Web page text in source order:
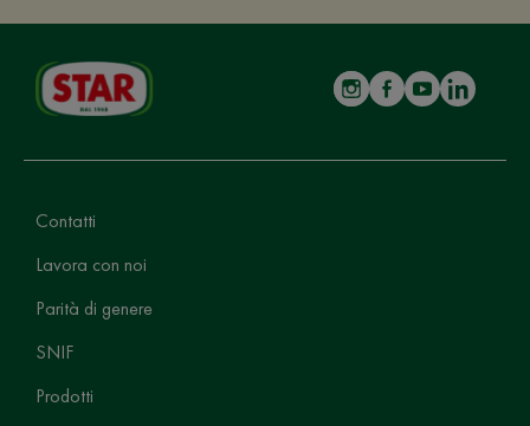
Contatti
Lavora con noi
Parità di genere
SNIF
Prodotti